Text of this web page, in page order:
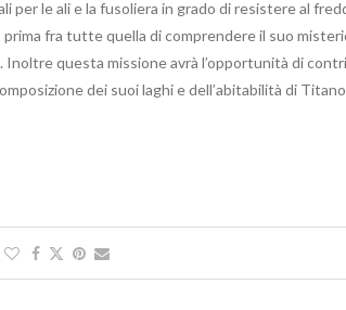
per le ali e la fusoliera in grado di resistere al
fra tutte quella di comprendere il suo
questa missione avrà l’opportunità di
dei suoi laghi e dell’abitabilità di